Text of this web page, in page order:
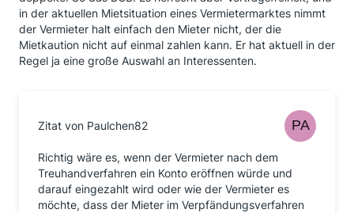
in der aktuellen Mietsituation eines Vermietermarktes nimmt
der Vermieter halt einfach den Mieter nicht, der die
Mietkaution nicht auf einmal zahlen kann. Er hat aktuell in der
Regel ja eine große Auswahl an Interessenten.
Zitat von Paulchen82
Richtig wäre es, wenn der Vermieter nach dem
Treuhandverfahren ein Konto eröffnen würde und
darauf eingezahlt wird oder wie der Vermieter es
möchte, dass der Mieter im Verpfändungsverfahren